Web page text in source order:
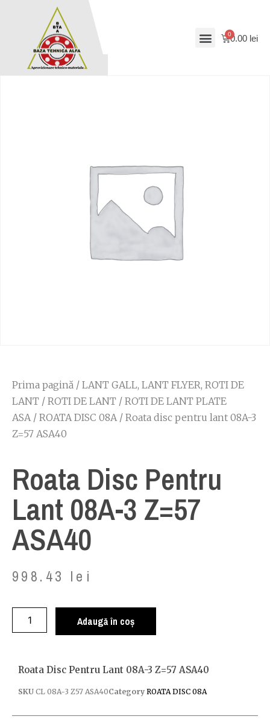
0.00 lei
Prima pagină / LANT GALL, LANT FLYER, ROTI DE
LANT / ROTI DE LANT / ROTI DE LANT PLATE
ASA/ ROATA DISC 08A/ Roata disc pentru lant 08A-3
Z=57 ASA40
Roata Disc Pentru
Lant 08A-3 Z=57
ASA40
998.43 lei
Adaugă în coș
Roata Disc Pentru Lant 08A-3 Z=57 ASA40
SKU CL 08A-3 Z57 ASA40Category ROATA DISC 08A